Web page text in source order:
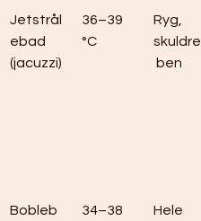
Jetstrål
ebad
(jacuzzi)
36–39
°C
Ryg,
skuldre,
ben
Bobleb
34–38
Hele